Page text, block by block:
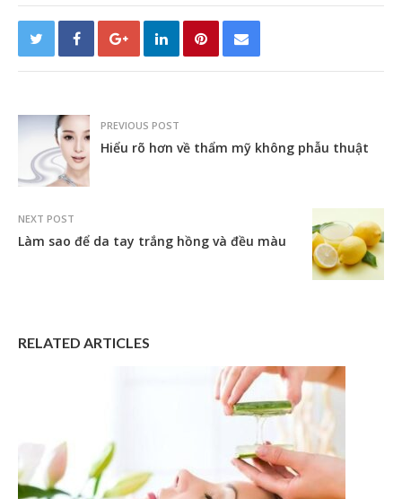
PREVIOUS POST
Hiểu rõ hơn về thẩm mỹ không phẫu thuật
NEXT POST
Làm sao để da tay trắng hồng và đều màu
RELATED ARTICLES